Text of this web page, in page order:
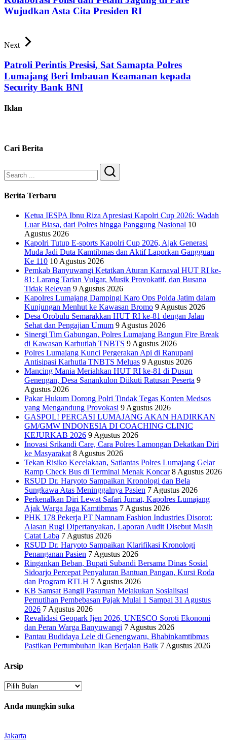
Wujudkan Asta Cita Presiden RI
Next
Patroli Perintis Presisi, Sat Samapta Polres
Lumajang Beri Imbauan Keamanan kepada
Security Bank BNI
Iklan
Cari Berita
Search
Berita Terbaru
Ketua IESPA Ibnu Riza Apresiasi Kapolri Cup 2026: Wadah
Luar Biasa, dari Polres hingga Panggung Nasional 10
Agustus 2026
Kapolri Tutup E-sports Kapolri Cup 2026, Ajak Generasi
Muda Jadi Duta Kamtibmas dan Aktif Laporkan Gangguan
Ke 110 10 Agustus 2026
Pemkab Banyuwangi Ketatkan Aturan Karnaval HUT RI ke-
81: Larang Tarian Vulgar, Musik Provokatif, dan Busana
Tidak Relevan 9 Agustus 2026
Kapolres Lumajang Dampingi Karo Ops Polda Jatim dalam
Kunjungan Menhut ke Kawasan Bromo 9 Agustus 2026
‎Desa Orobulu Semarakkan HUT RI ke-81 dengan Jalan
Sehat dan Pengajian Umum 9 Agustus 2026
Sinergi Tim Gabungan, Polres Lumajang Bangun Fire Break
di Kawasan Karhutlah TNBTS 9 Agustus 2026
Polres Lumajang Kunci Pergerakan Api di Ranupani
Antisipasi Karhutla TNBTS Meluas 9 Agustus 2026
Mancing Mania Meriahkan HUT RI ke-81 di Dusun
Genengan, Desa Sanankulon Diikuti Ratusan Peserta 9
Agustus 2026
Pakar Hukum Dorong Polri Tindak Tegas Konten Medsos
yang Mengandung Provokasi 9 Agustus 2026
GASPOL! PERCASI LUMAJANG AKAN HADIRKAN
GM/GMW INDONESIA DI COACHING CLINIC
KEJURKAB 2026 9 Agustus 2026
Inovasi Srikandi Care, Cara Polres Lamongan Dekatkan Diri
ke Masyarakat 8 Agustus 2026
Tekan Risiko Kecelakaan, Satlantas Polres Lumajang Gelar
Ramp Check Bus di Terminal Menak Koncar 8 Agustus 2026
RSUD Dr. Haryoto Sampaikan Kronologi dan Bela
Sungkawa Atas Meninggalnya Pasien 7 Agustus 2026
Perkenalkan Diri Lewat Safari Jumat, Kapolres Lumajang
Ajak Warga Jaga Kamtibmas 7 Agustus 2026
PHK 178 Pekerja PT Namnam Fashion Industries Disorot:
Alasan Rugi Dipertanyakan, Laporan Audit Disebut Masih
Catat Laba 7 Agustus 2026
RSUD Dr. Haryoto Sampaikan Klarifikasi Kronologi
Penanganan Pasien 7 Agustus 2026
Ringankan Beban, Bupati Subandi Bersama Dinas Sosial
Sidoarjo Percepat Penyaluran Bantuan Pangan, Kursi Roda
dan Program RTLH 7 Agustus 2026
KB Samsat Bangil Pasuruan Melakukan Sosialisasi
Pemutihan Pembebasan Pajak Mulai 1 Sampai 31 Agustus
2026 7 Agustus 2026
Revalidasi Geopark Ijen 2026, UNESCO Soroti Ekonomi
dan Peran Warga Banyuwangi 7 Agustus 2026
Pantau Budidaya Lele di Genengwaru, Bhabinkamtibmas
Pastikan Pertumbuhan Ikan Berjalan Baik 7 Agustus 2026
Arsip
Arsip
Anda mungkin suka
Jakarta